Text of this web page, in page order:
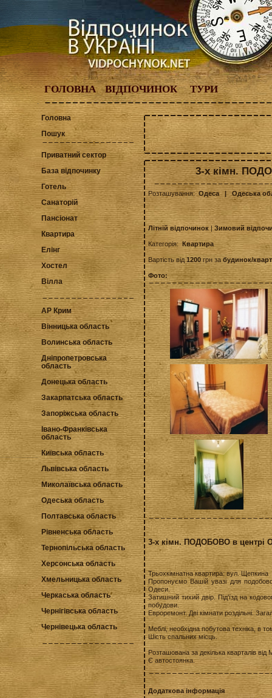
ГОЛОВНА ВІДПОЧИНОК ТУРИ
Головна
Пошук
Приватний сектор
База відпочинку
Готель
Санаторій
Пансіонат
Квартира
Елінг
Хостел
Вілла
АР Крим
Вінницька область
Волинська область
Дніпропетровська
область
Донецька область
Закарпатська область
Запоріжська область
Івано-Франківська
область
Київська область
Львівська область
Миколаївська область
Одеська область
Полтавська область
Рівненська область
Тернопільська область
Херсонська область
Хмельницька область
Черкаська область
Чернігівська область
Чернівецька область
3-х кімн.
Розташування:Одеса | Одеська
Літній відпочинок | Зимовий
Категорія: Квартира
Вартість від1200 грн за будинок/
Фото:
3-х кімн. ПОДОБОВО в центрі
Трьохкімнатна квартира: вул. Щепкина
Пропонуємо Вашій увазі для
Одеси.
Затишний тихий двір. Під'їзд на
побудови.
Евроремонт. Дві кімнати роздільні.
Меблі, необхідна побутова техніка, в
Шість спальних місць.
Розташована за декілька кварталів
Є автостоянка.
Додаткова інформація